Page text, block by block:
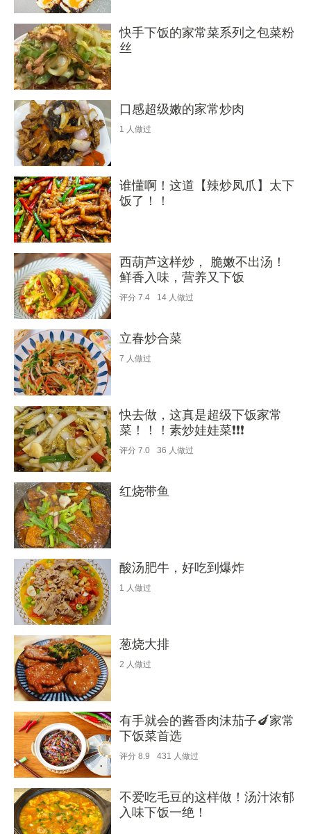
快手下饭的家常菜系列之包菜粉
丝
口感超级嫩的家常炒肉
1 人做过
谁懂啊！这道【辣炒凤爪】太下
饭了！！
西葫芦这样炒， 脆嫩不出汤！
鲜香入味，营养又下饭
评分 7.4 14 人做过
立春炒合菜
7 人做过
快去做，这真是超级下饭家常
菜！！！素炒娃娃菜❗❗❗
评分 7.0 36 人做过
红烧带鱼
酸汤肥牛，好吃到爆炸
1 人做过
葱烧大排
2 人做过
有手就会的酱香肉沫茄子🍆家常
下饭菜首选
评分 8.9 431 人做过
不爱吃毛豆的这样做！汤汁浓郁
入味下饭一绝！